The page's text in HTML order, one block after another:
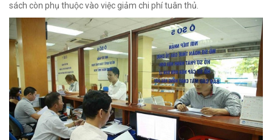
sách còn phụ thuộc vào việc giảm chi phí tuân thủ.